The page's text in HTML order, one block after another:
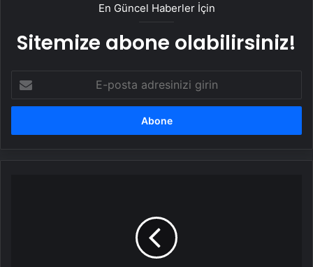
En Güncel Haberler İçin
Sitemize abone olabilirsiniz!
posta
adresinizi